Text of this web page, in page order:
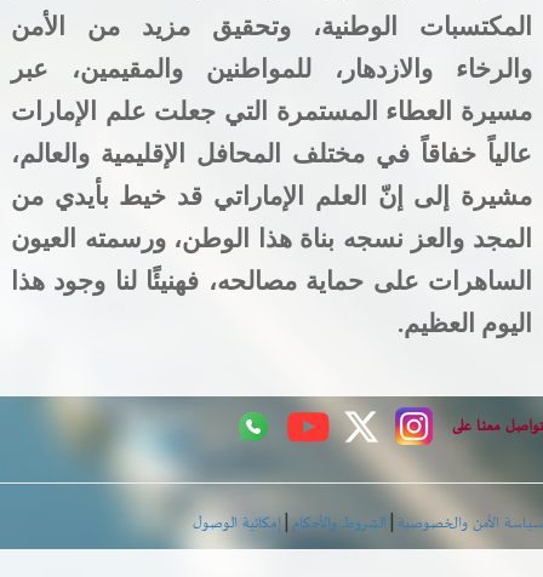
المكتسبات الوطنية، وتحقيق مزيد من الأمن
والرخاء والازدهار، للمواطنين والمقيمين، عبر
مسيرة العطاء المستمرة التي جعلت علم الإمارات
عالياً خفاقاً في مختلف المحافل الإقليمية والعالم،
مشيرة إلى إنّ العلم الإماراتي قد خيط بأيدي من
المجد والعز نسجه بناة هذا الوطن، ورسمته العيون
الساهرات على حماية مصالحه، فهنيئًا لنا وجود هذا
اليوم العظيم.
معنا على
الأمن والخصوصية| الشروط والأحكام|إمكانية الوصول